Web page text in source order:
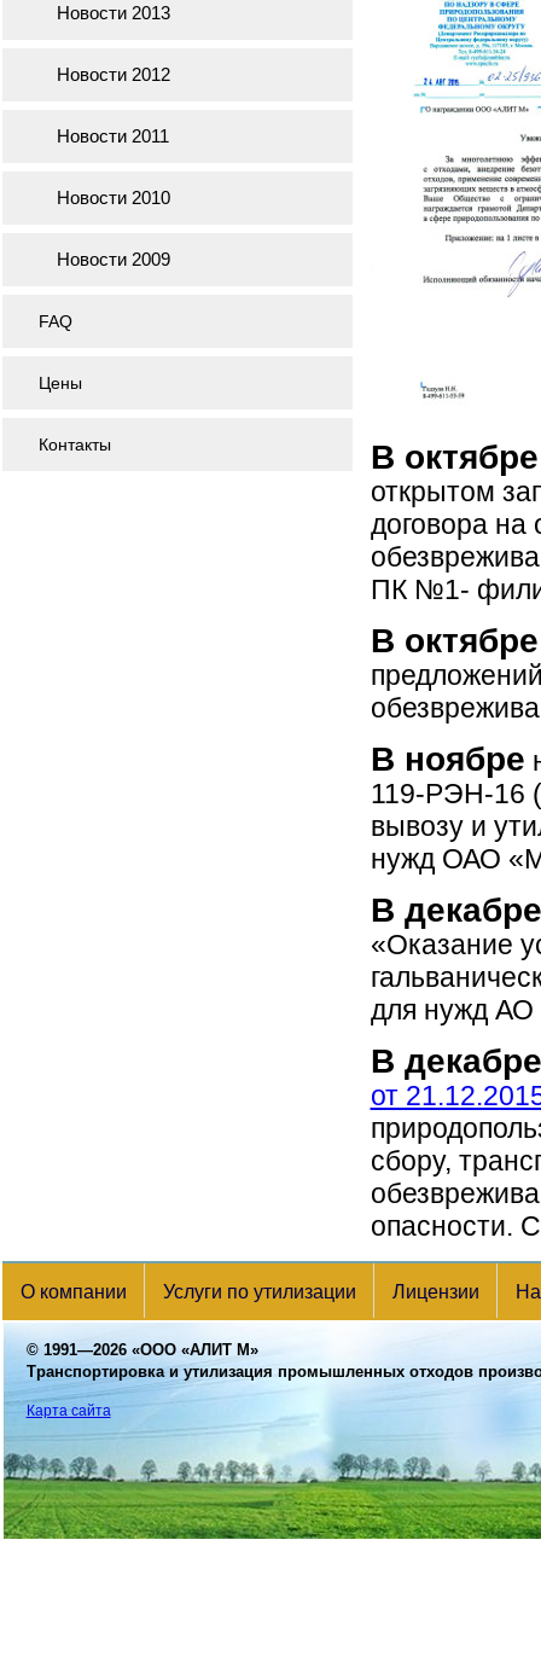
В октябре
открытом
договора на
ПК №1-
В октябре
В ноябре
119-РЭН-16
вывозу и
нужд ОАО
В декабре
«Оказание
для нужд АО
В декабре
от
сбору,
опасности.
Новости 2013
Новости 2012
Новости 2011
Новости 2010
Новости 2009
FAQ
Цены
Контакты
О компании Услуги по утилизации Лицензии
© 1991—2026 «ООО «АЛИТ М»
Транспортировка и утилизация промышленных отходов
Карта сайта